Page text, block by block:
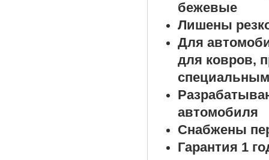
бежевые
Лишены
Для
для ковров,
автомобиля
Снабжены
Гарантия 1